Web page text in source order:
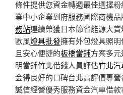
條件提供您資金轉週最佳選擇
業中小企業到府服務國際商機
務站連續榮獲日本節省能源大
歐風燈具批發擁有外包燈具照
且安心便捷的板橋當鋪方案多
明當鋪竹北借錢人員評估竹北
金得良好的口碑台北高評價專
誠信經營優秀服務資金汽車借